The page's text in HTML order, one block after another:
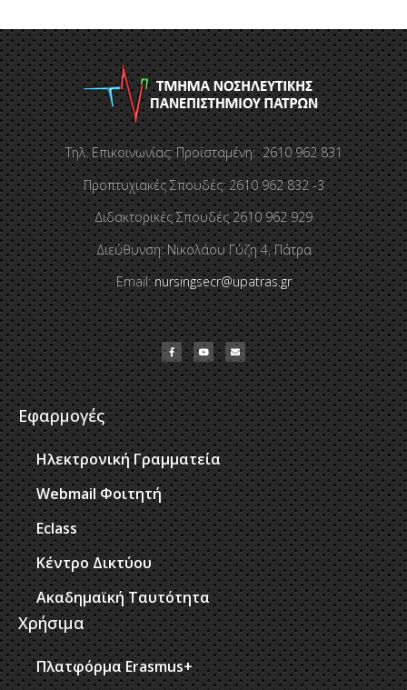
Τηλ. Επικοινωνίας: Προϊσταμένη: 2610 962 831
Προπτυχιακές Σπουδές: 2610 962 832 -3
Διδακτορικές Σπουδές 2610 962 929
Διεύθυνση: Νικολάου Γύζη 4, Πάτρα
Email:nursingsecr@upatras.gr
Εφαρμογές
Ηλεκτρονική Γραμματεία
Webmail Φοιτητή
Eclass
Κέντρο Δικτύου
Ακαδημαϊκή Ταυτότητα
Χρήσιμα
Πλατφόρμα Erasmus+